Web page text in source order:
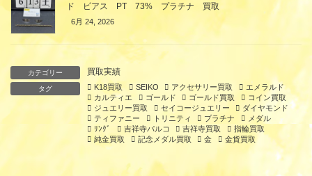
ド ピアス PT 73% プラチナ 買取
6月 24, 2026
カテゴリー 買取実績
タグ K18買取 SEIKO アクセサリー買取
エメラルド
カルティエ
ゴールド ゴールド買取
コイン買取
ジュエリー買取
セイコージュエリー
ダイヤモンド
ティファニー
トリニティ プラチナ
メダル
ﾘﾝｸﾞ
吉祥寺パルコ 吉祥寺買取
指輪買取
純金買取
記念メダル買取 金 金貨買取